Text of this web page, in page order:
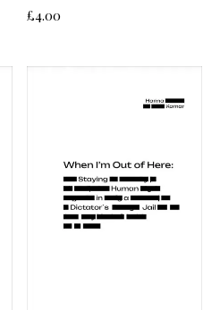
£4.00